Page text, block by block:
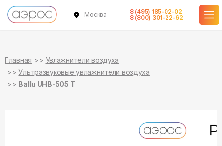
Москва
8 (495) 185-02-02
8 (800) 301-22-62
Главная
Увлажнители воздуха
Ультразвуковые увлажнители воздуха
Ballu UHB-505 T
в наличии